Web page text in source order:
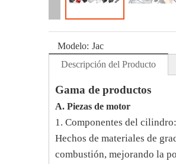
Modelo: Jac
Descripción del Producto
Gama de productos
A. Piezas de motor
1. Componentes del
Hechos de materiales de
combustión, mejorando la